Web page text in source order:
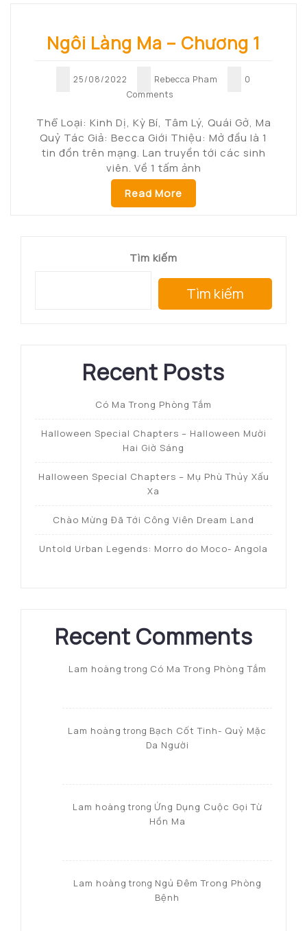
Ngôi Làng Ma – Chương 1
25/08/2022 Rebecca Pham
0
Comments
Thể Loại: Kinh Dị, Kỳ Bí, Tâm Lý, Quái Gở, Ma
Quỷ Tác Giả: Becca Giới Thiệu: Mở đầu là 1
tin đồn trên mạng. Lan truyền tới các sinh
viên. Về 1 tấm ảnh
Read More
Tìm kiếm
Tìm kiếm
Recent Posts
Có Ma Trong Phòng Tắm
Halloween Special Chapters – Halloween Mười
Hai Giờ Sáng
Halloween Special Chapters – Mụ Phù Thủy Xấu
Xa
Chào Mừng Đã Tới Công Viên Dream Land
Untold Urban Legends: Morro do Moco- Angola
Recent Comments
Lam hoàng trong Có Ma Trong Phòng Tắm
Lam hoàng trong Bạch Cốt Tinh- Quỷ Mặc
Da Người
Lam hoàng trong Ứng Dụng Cuộc Gọi Từ
Hồn Ma
Lam hoàng trong Ngủ Đêm Trong Phòng
Bệnh